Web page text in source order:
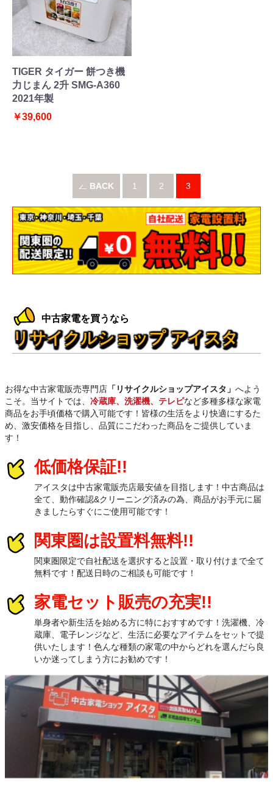
TIGER タイガー 餅つき機
力じまん 2升 SMG-A360
2021年製
￥39,600
BACK 1 2 3
中古家電を買うなら
リサイクルショップ アイスタ
お得な中古家電販売専門店 「リサイクルショップアイスタ」 へよう
こそ。当サイトでは、 冷蔵庫、洗濯機、テレビなど多種多様な家電
商品をお手頃価格で購入可能です！皆様の生活をより快適にするた
め、激安価格を目指し、品質にこだわった商品をご提供していま
す！
低価格保証!!
アイスタは中古家電販売店最安値を目指します！中古商品は
全て、動作確認&クリーニング済みの為、商品がお手元に届
きましたらすぐにご使用可能です！
関東圏は設置料無料!!
関東圏限定で自社配送を選択すると設置・取り付けまで全て
無料です！配送日時のご相談も可能です！
家電セット販売の充実!!
単身者や新生活を始める方に特におすすめです！洗濯機、冷
蔵庫、電子レンジなど、生活に必要なアイテムをセットで提
供いたします！色んな種類の家電の中からどれを選んだら良
いか迷ってしまう方にお勧めです！